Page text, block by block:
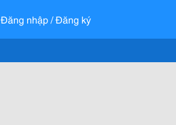
Đăng nhập / Đăng ký